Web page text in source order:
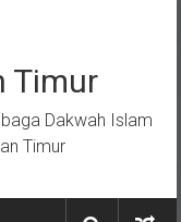
Timur
Dakwah Islam
Timur